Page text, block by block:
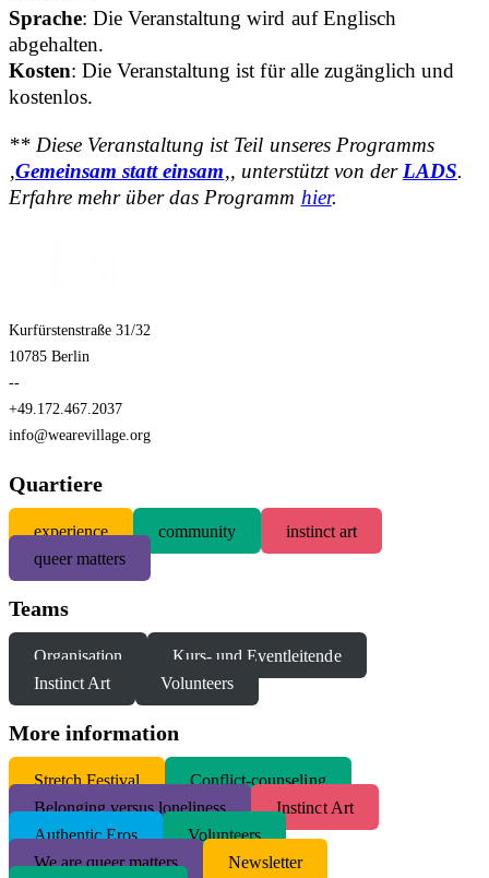
Sprache: Die Veranstaltung wird auf Englisch
abgehalten.
Kosten: Die Veranstaltung ist für alle zugänglich und
kostenlos.
** Diese Veranstaltung ist Teil unseres Programms
‚Gemeinsam statt einsam‚, unterstützt von der LADS.
Erfahre mehr über das Programm hier.
Kurfürstenstraße 31/32
10785 Berlin
--
+49.172.467.2037
info@wearevillage.org
Quartiere
experience community
instinct art
queer matters
Teams
Organisation
Kurs- und Eventleitende
Instinct Art
Volunteers
More information
Stretch Festival
Conflict-counseling
Belonging versus loneliness
Instinct Art
Authentic Eros
Volunteers
We are queer matters
Newsletter